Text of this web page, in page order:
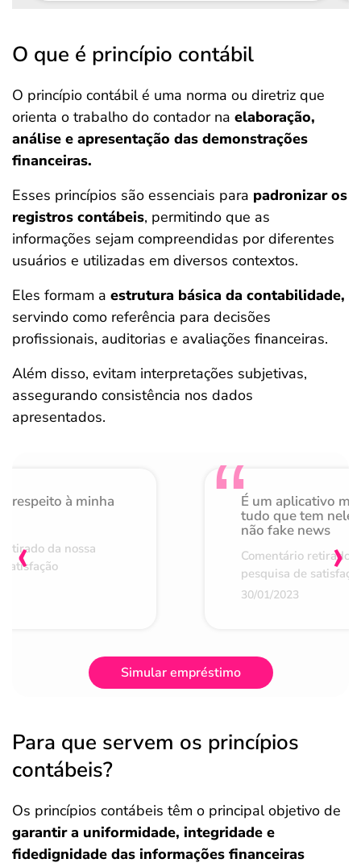
O que é princípio contábil
O princípio contábil é uma norma ou diretriz que
orienta o trabalho do contador na elaboração,
análise e apresentação das demonstrações
financeiras.
Esses princípios são essenciais para padronizar os
registros contábeis, permitindo que as
informações sejam compreendidas por diferentes
usuários e utilizadas em diversos contextos.
Eles formam a estrutura básica da contabilidade,
servindo como referência para decisões
profissionais, auditorias e avaliações financeiras.
Além disso, evitam interpretações subjetivas,
assegurando consistência nos dados
apresentados.
respeito à minha
da nossa
É um aplicativo
tudo que tem nele
não fake news
Comentário retirado
pesquisa de
30/01/2023
‹ ›
Simular empréstimo
Para que servem os princípios
contábeis?
Os princípios contábeis têm o principal objetivo de
garantir a uniformidade, integridade e
fidedignidade das informações financeiras